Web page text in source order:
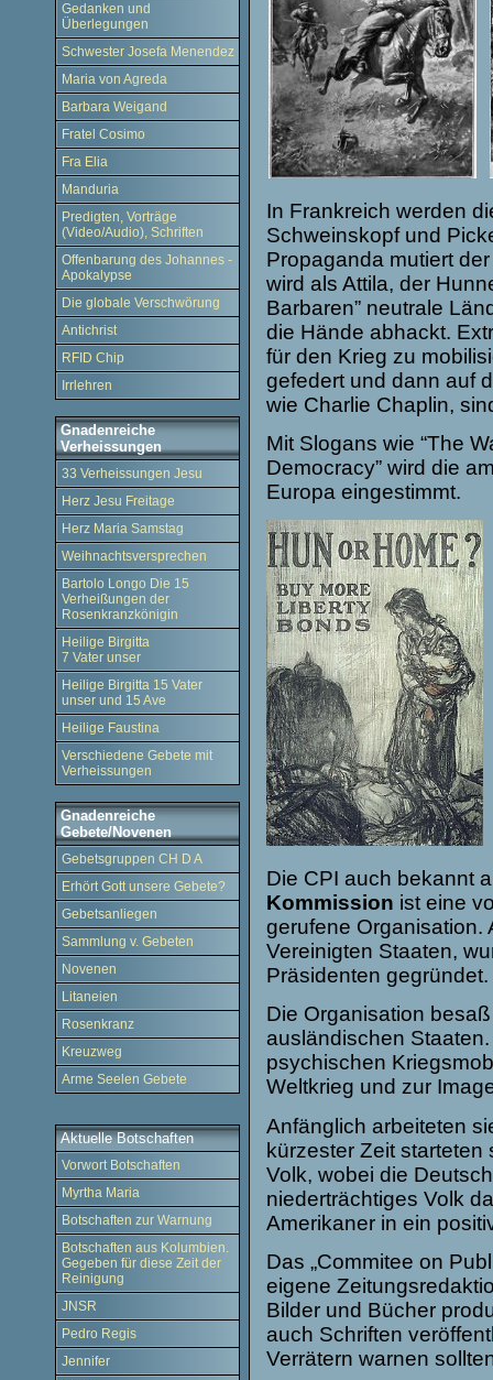
Gedanken und
Überlegungen
Schwester Josefa Menendez
Maria von Agreda
Barbara Weigand
Fratel Cosimo
Fra Elia
Manduria
Predigten, Vorträge
(Video/Audio), Schriften
Offenbarung des Johannes -
Apokalypse
Die globale Verschwörung
Antichrist
RFID Chip
Irrlehren
Gnadenreiche
Verheissungen
33 Verheissungen Jesu
Herz Jesu Freitage
Herz Maria Samstag
Weihnachtsversprechen
Bartolo Longo Die 15
Verheißungen der
Rosenkranzkönigin
Heilige Birgitta
7 Vater unser
Heilige Birgitta 15 Vater
unser und 15 Ave
Heilige Faustina
Verschiedene Gebete mit
Verheissungen
Gnadenreiche
Gebete/Novenen
Gebetsgruppen CH D A
Erhört Gott unsere Gebete?
Gebetsanliegen
Sammlung v. Gebeten
Novenen
Litaneien
Rosenkranz
Kreuzweg
Arme Seelen Gebete
Aktuelle Botschaften
Vorwort Botschaften
Myrtha Maria
Botschaften zur Warnung
Botschaften aus Kolumbien.
Gegeben für diese Zeit der
Reinigung
JNSR
Pedro Regis
Jennifer
In Frankreich werden
Schweinskopf und
Propaganda mutiert
wird als Attila, der
Barbaren” neutrale
die Hände abhackt.
für den Krieg zu
gefedert und dann auf
wie Charlie Chaplin,
Mit Slogans wie “The
Democracy” wird die
Europa eingestimmt.
Die CPI auch bekannt
Kommission ist eine
gerufene Organisation.
Vereinigten Staaten,
Präsidenten gegründet.
Die Organisation
ausländischen
psychischen
Weltkrieg und zur
Anfänglich arbeiteten
kürzester Zeit
Volk, wobei die
niederträchtiges Volk
Amerikaner in ein
Das „Commitee on
eigene
Bilder und Bücher
auch Schriften
Verrätern warnen